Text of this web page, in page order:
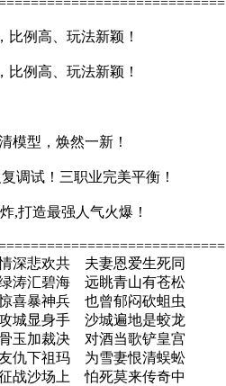
比例高、玩法新颖！
比例高、玩法新颖！
模型，焕然一新！
调试！三职业完美平衡！
,打造最强人气火爆！
深悲欢共 夫妻恩爱生死同
涛汇碧海 远眺青山有苍松
喜暴神兵 也曾郁闷砍蛆虫
城显身手 沙城遍地是蛟龙
玉加裁决 对酒当歌铲皇宫
仇下祖玛 为雪妻恨清蜈蚣
战沙场上 怕死莫来传奇中